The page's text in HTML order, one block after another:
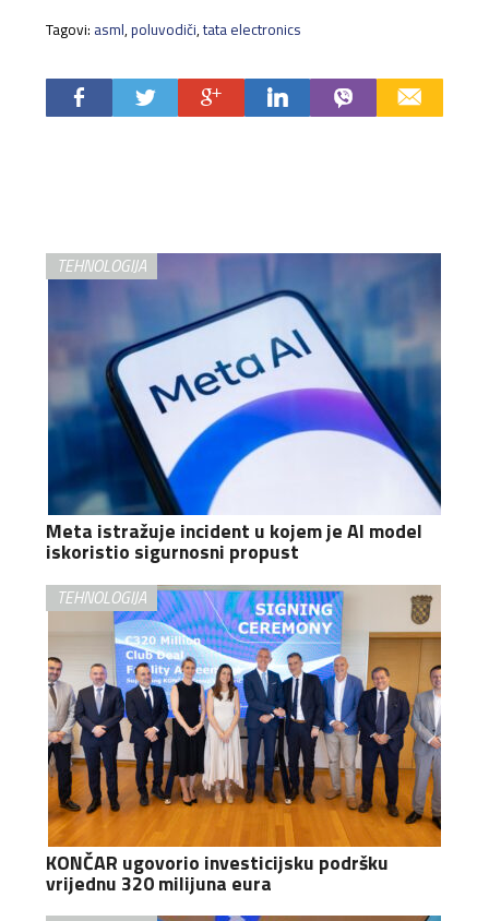
Tagovi: asml,poluvodiči,tata electronics
TEHNOLOGIJA
Meta istražuje incident u kojem je AI model
iskoristio sigurnosni propust
TEHNOLOGIJA
KONČAR ugovorio investicijsku podršku
vrijednu 320 milijuna eura